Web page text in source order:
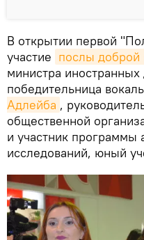
В открытии первой
участие послы доброй
министра иностранных
победительница
Адлейба ,
общественной
и участник программы
исследований, юный